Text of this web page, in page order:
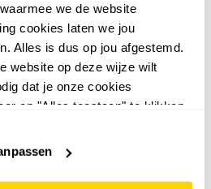
we de website
cookies laten we jou
Alles is dus op jou afgestemd.
website op deze wijze wilt
dat je onze cookies
op "Alles toestaan" te klikken.